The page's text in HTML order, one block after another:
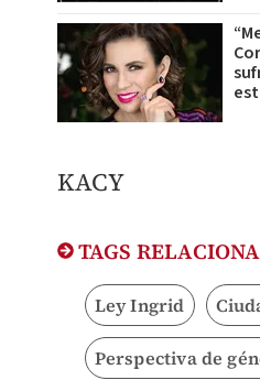
KACY
TAGS
Ley Ingrid
Perspectiva de